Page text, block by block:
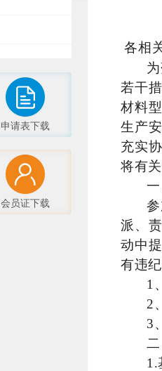
申请表下载
会员证下载
各相
若干
材料
生产
充实
将有
一
派、
动中
有违
1
2
3
1.